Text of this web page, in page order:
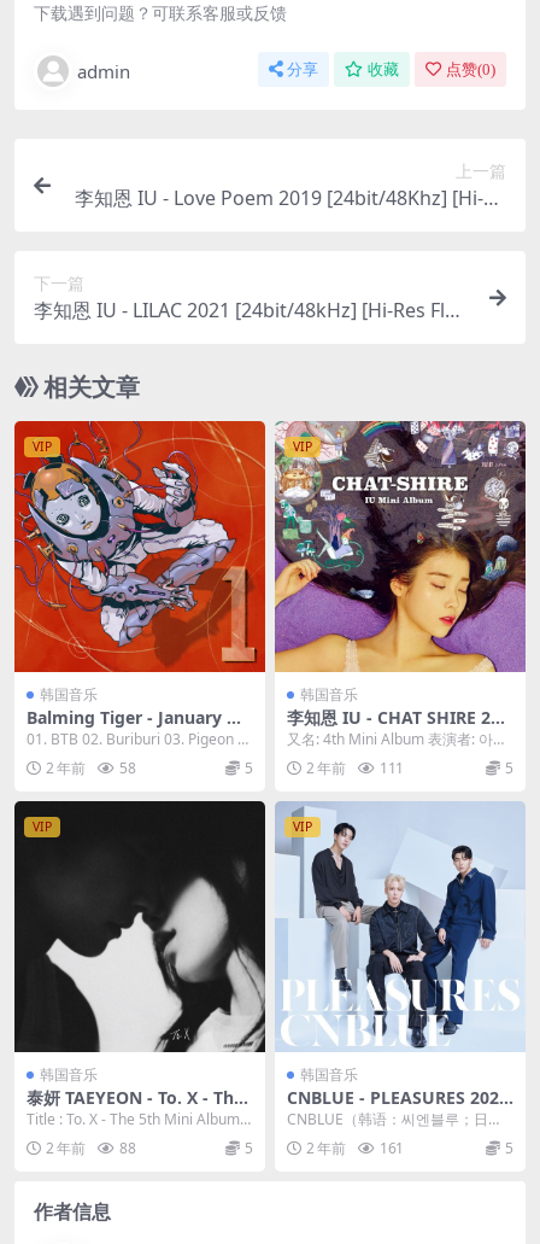
下载遇到问题？可联系客服或反馈
admin 分享 收藏 点赞(0)
上一篇
李知恩 IU - Love Poem 2019 [24bit/48Khz] [Hi-Re
下一篇
李知恩 IU - LILAC 2021 [24bit/48kHz] [Hi-Res Flac
相关文章
VIP
韩国音乐
Balming Tiger - January Ne
ver Dies 2023 [24Bit/96kH
z] [Hi-Res Flac 858MB]
01. BTB 02. Buriburi 03. Pigeon a
nd Plas...
2 年前 58 5
VIP
韩国音乐
李知恩 IU - CHAT SHIRE 201
5 [24bit/48kHz] [Hi-Res Fla
c 327MB]
又名: 4th Mini Album 表演者: 아이
유 / IU 流派: 流行 ...
2 年前 111 5
VIP
韩国音乐
泰妍 TAEYEON - To. X - The
5th Mini Album 2023 [24bi
t/96kHz] [Hi-Res Flac 304M
B]
Title : To. X - The 5th Mini Album A
rtis...
2 年前 88 5
VIP
韩国音乐
CNBLUE - PLEASURES 2023
[24bit/96kHz] [Hi-Res Flac
731MB]
CNBLUE（韩语：씨엔블루；日
语：シーエヌブルー），韩国FNC
娱乐旗下的乐团组...
2 年前 161 5
作者信息